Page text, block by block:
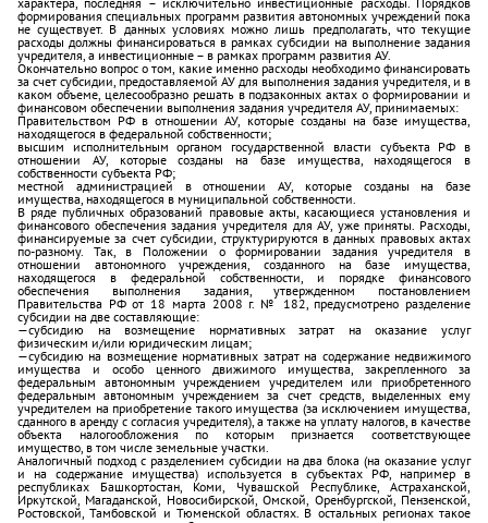
формирования специальных программ развития автономных учреждений пока
не существует. В данных условиях можно лишь предполагать, что текущие
расходы должны финансироваться в рамках субсидии на выполнение задания
учредителя, а инвестиционные – в рамках программ развития АУ.
Окончательно вопрос о том, какие именно расходы необходимо финансировать
за счет субсидии, предоставляемой АУ для выполнения задания учредителя, и в
каком объеме, целесообразно решать в подзаконных актах о формировании и
финансовом обеспечении выполнения задания учредителя АУ, принимаемых:
Правительством РФ в отношении АУ, которые созданы на базе имущества,
находящегося в федеральной собственности;
высшим исполнительным органом государственной власти субъекта РФ в
отношении АУ, которые созданы на базе имущества, находящегося в
собственности субъекта РФ;
местной администрацией в отношении АУ, которые созданы на базе
имущества, находящегося в муниципальной собственности.
В ряде публичных образований правовые акты, касающиеся установления и
финансового обеспечения задания учредителя для АУ, уже приняты. Расходы,
финансируемые за счет субсидии, структурируются в данных правовых актах
по-разному. Так, в Положении о формировании задания учредителя в
отношении автономного учреждения, созданного на базе имущества,
находящегося в федеральной собственности, и порядке финансового
обеспечения выполнения задания, утвержденном постановлением
Правительства РФ от 18 марта 2008 г. № 182, предусмотрено разделение
субсидии на две составляющие:
—субсидию на возмещение нормативных затрат на оказание услуг
физическим и/или юридическим лицам;
—субсидию на возмещение нормативных затрат на содержание недвижимого
имущества и особо ценного движимого имущества, закрепленного за
федеральным автономным учреждением учредителем или приобретенного
федеральным автономным учреждением за счет средств, выделенных ему
учредителем на приобретение такого имущества (за исключением имущества,
сданного в аренду с согласия учредителя), а также на уплату налогов, в качестве
объекта налогообложения по которым признается соответствующее
имущество, в том числе земельные участки.
Аналогичный подход с разделением субсидии на два блока (на оказание услуг
и на содержание имущества) используется в субъектах РФ, например в
республиках Башкортостан, Коми, Чувашской Республике, Астраханской,
Иркутской, Магаданской, Новосибирской, Омской, Оренбургской, Пензенской,
Ростовской, Тамбовской и Тюменской областях. В остальных регионах такое